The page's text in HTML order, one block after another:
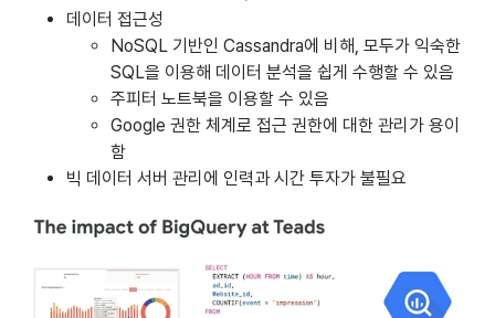
데이터 접근성
NoSQL 기반인 Cassandra에 비해, 모두가 익숙한
SQL을 이용해 데이터 분석을 쉽게 수행할 수 있음
주피터 노트북을 이용할 수 있음
Google 권한 체계로 접근 권한에 대한 관리가 용이
함
빅 데이터 서버 관리에 인력과 시간 투자가 불필요